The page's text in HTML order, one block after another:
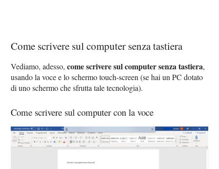
Come scrivere sul computer senza tastiera
Vediamo, adesso,come scrivere sul computer senza tastiera,
usando la voce e lo schermo touch-screen (se hai un PC dotato
di uno schermo che sfrutta tale tecnologia).
Come scrivere sul computer con la voce